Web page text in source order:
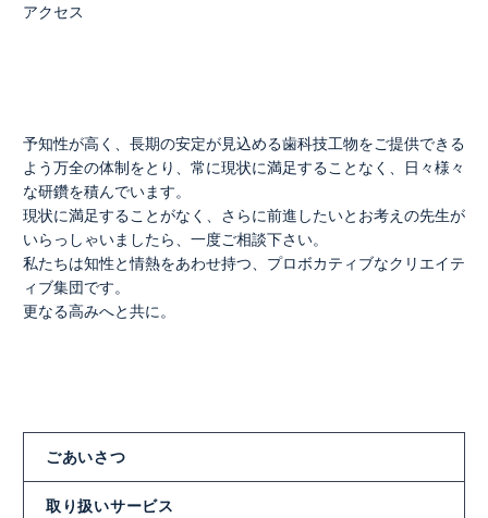
アクセス
予知性が高く、長期の安定が見込める歯科技工物をご提供できる
よう万全の体制をとり、常に現状に満足することなく、日々様々
な研鑽を積んでいます。
現状に満足することがなく、さらに前進したいとお考えの先生が
いらっしゃいましたら、一度ご相談下さい。
私たちは知性と情熱をあわせ持つ、プロボカティブなクリエイテ
ィブ集団です。
更なる高みへと共に。
ごあいさつ
取り扱いサービス